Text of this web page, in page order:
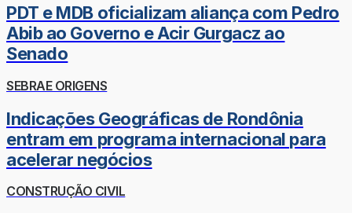
PDT e MDB oficializam aliança com Pedro
Abib ao Governo e Acir Gurgacz ao
Senado
SEBRAE ORIGENS
Indicações Geográficas de Rondônia
entram em programa internacional para
acelerar negócios
CONSTRUÇÃO CIVIL